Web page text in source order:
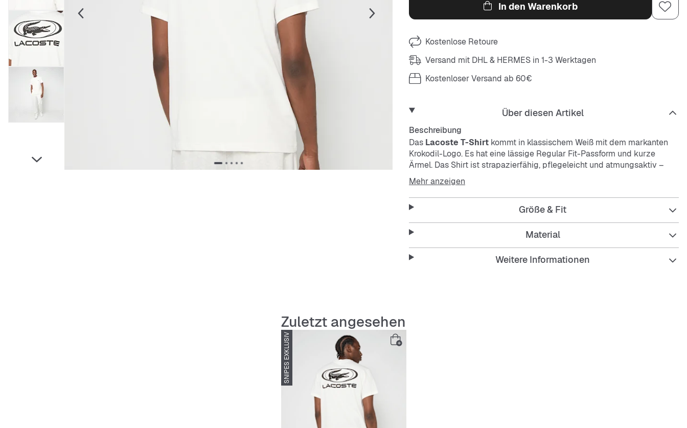
In den Warenkorb
Kostenlose Retoure
Versand mit DHL & HERMES in 1-3 Werktagen
Kostenloser Versand ab 60€
Über diesen Artikel
Beschreibung
Das Lacoste T-Shirt kommt in klassischem Weiß mit dem markanten
Krokodil-Logo. Es hat eine lässige Regular Fit-Passform und kurze
Ärmel. Das Shirt ist strapazierfähig, pflegeleicht und atmungsaktiv –
perfekt für entspannte Tage und coole Looks.
Features:
Regular Fit für bequemen Sitz
Mehr anzeigen
Größe & Fit
Material
Weitere Informationen
Zuletzt angesehen
SNIPES EXKLUSIV